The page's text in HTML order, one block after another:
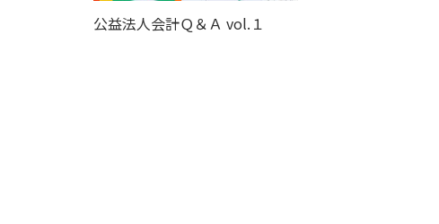
公益法人会計Ｑ＆Ａ vol.１